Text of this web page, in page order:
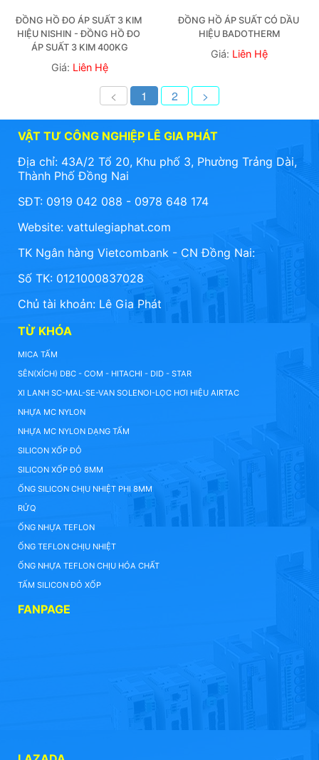
ĐỒNG HỒ ĐO ÁP SUẤT 3 KIM
HIỆU NISHIN - ĐỒNG HỒ ĐO
ÁP SUẤT 3 KIM 400KG
Giá: Liên Hệ
ĐỒNG HỒ ÁP SUẤT CÓ DẦU
HIỆU BADOTHERM
Giá: Liên Hệ
< 1 2 >
VẬT TƯ CÔNG NGHIỆP LÊ GIA PHÁT
Địa chỉ: 43A/2 Tổ 20, Khu phố 3, Phường Trảng Dài,
Thành Phố Đồng Nai
SĐT: 0919 042 088 - 0978 648 174
Website: vattulegiaphat.com
TK Ngân hàng Vietcombank - CN Đồng Nai:
Số TK: 0121000837028
Chủ tài khoản: Lê Gia Phát
TỪ KHÓA
MICA TẤM
SÊN(XÍCH) DBC - COM - HITACHI - DID - STAR
XI LANH SC-MAL-SE-VAN SOLENOI-LỌC HƠI HIỆU AIRTAC
NHỰA MC NYLON
NHỰA MC NYLON DẠNG TẤM
SILICON XỐP ĐỎ
SILICON XỐP ĐỎ 8MM
ỐNG SILICON CHỊU NHIỆT PHI 8MM
RỬQ
ỐNG NHỰA TEFLON
ỐNG TEFLON CHỊU NHIỆT
ỐNG NHỰA TEFLON CHỊU HÓA CHẤT
TẤM SILICON ĐỎ XỐP
FANPAGE